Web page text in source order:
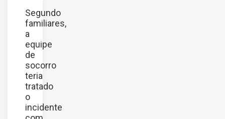
Segundo
familiares,
a
equipe
de
socorro
teria
tratado
o
incidente